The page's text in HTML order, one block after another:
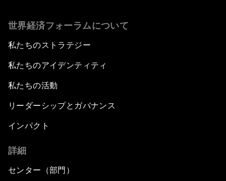
世界経済フォーラムについて
私たちのストラテジー
私たちのアイデンティティ
私たちの活動
リーダーシップとガバナンス
インパクト
詳細
センター（部門）